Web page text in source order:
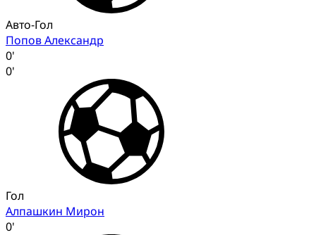
Авто-Гол
Попов Александр
0'
0'
Гол
Алпашкин Мирон
0'